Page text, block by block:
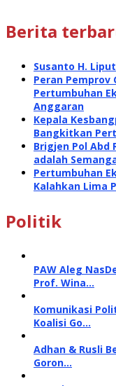
Berita
Susanto H.
Peran Pemprov
Pertumbuhan
Anggaran
Kepala
Bangkitkan
Brigjen Pol Abd
adalah
Pertumbuhan
Kalahkan Lima
Politik
PAW Aleg
Prof. Wina…
Komunikasi
Koalisi Go…
Adhan & Rusli
Goron…